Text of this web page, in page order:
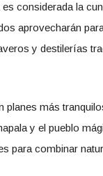
considerada la
aprovecharán
y destilerías
planes más
y el pueblo
para combinar